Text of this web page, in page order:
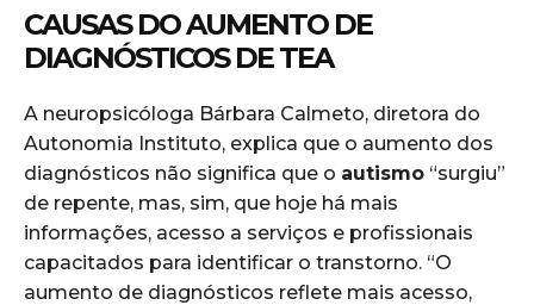
CAUSAS DO AUMENTO DE
DIAGNÓSTICOS DE TEA
A neuropsicóloga Bárbara Calmeto, diretora do
Autonomia Instituto, explica que o aumento dos
diagnósticos não significa que o autismo “surgiu”
de repente, mas, sim, que hoje há mais
informações, acesso a serviços e profissionais
capacitados para identificar o transtorno. “O
aumento de diagnósticos reflete mais acesso,